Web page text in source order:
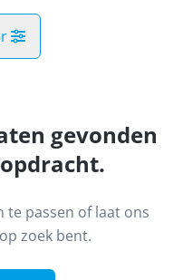
gevonden
te passen of laat ons
zoek bent.